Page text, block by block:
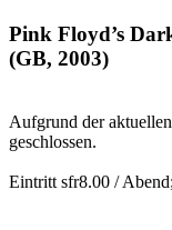
Pink Floyd’s
(GB, 2003)
Aufgrund der
geschlossen.
Eintritt sfr8.00 /